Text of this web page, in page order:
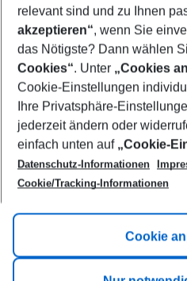
Show
Footer
Footer navigation
Title A
Link A
relevant sind und zu Ihnen
akzeptieren“, wenn Sie
das Nötigste? Dann wählen
Cookies“. Unter „Cookies
Cookie-Einstellungen
Ihre Privatsphäre-
jederzeit ändern oder
einfach unten auf „Cookie-
Datenschutz-Informationen
Cookie/Tracking-Informationen
Cookie